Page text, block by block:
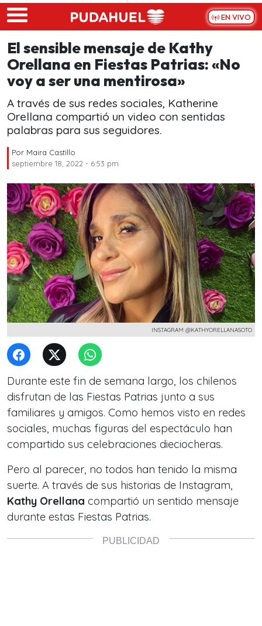
Skip to main content
EN VIVO
El sensible mensaje de Kathy
Orellana en Fiestas Patrias: «No
voy a ser una mentirosa»
A través de sus redes sociales, Katherine
Orellana compartió un video con sentidas
palabras para sus seguidores.
Por Maira Castillo
septiembre 18, 2022 - 6:53 pm
INSTAGRAM @KATHYORELLANASOTO
Durante este fin de semana largo, los chilenos
disfrutan de las Fiestas Patrias junto a sus
familiares y amigos. Como hemos visto en redes
sociales, muchas figuras del espectáculo han
compartido sus celebraciones dieciocheras.
Pero al parecer, no todos han tenido la misma
suerte. A través de sus historias de Instagram,
Kathy Orellana compartió un sentido mensaje
durante estas Fiestas Patrias.